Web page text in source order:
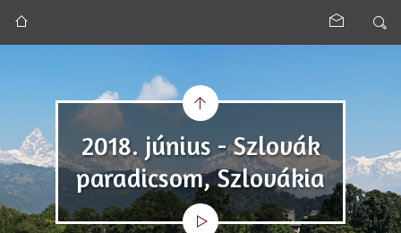
2018. június - Szlovák
paradicsom, Szlovákia